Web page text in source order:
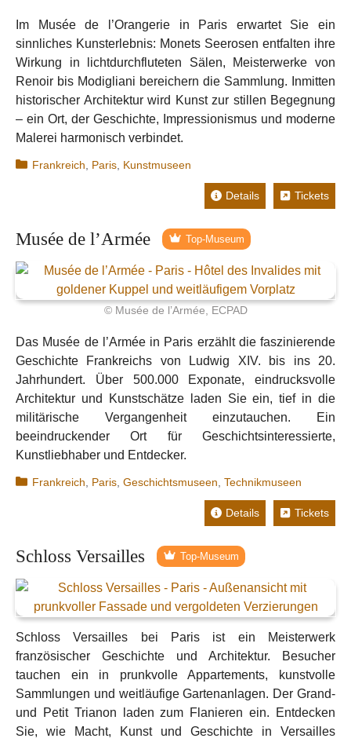
Im Musée de l’Orangerie in Paris erwartet Sie ein
sinnliches Kunsterlebnis: Monets Seerosen entfalten ihre
Wirkung in lichtdurchfluteten Sälen, Meisterwerke von
Renoir bis Modigliani bereichern die Sammlung. Inmitten
historischer Architektur wird Kunst zur stillen Begegnung
– ein Ort, der Geschichte, Impressionismus und moderne
Malerei harmonisch verbindet.
Kategorien
Frankreich Paris Kunstmuseen
Details Tickets
Musée de l’Armée Top-Museum
© Musée de l’Armée, ECPAD
Das Musée de l’Armée in Paris erzählt die faszinierende
Geschichte Frankreichs von Ludwig XIV. bis ins 20.
Jahrhundert. Über 500.000 Exponate, eindrucksvolle
Architektur und Kunstschätze laden Sie ein, tief in die
militärische Vergangenheit einzutauchen. Ein
beeindruckender Ort für Geschichtsinteressierte,
Kunstliebhaber und Entdecker.
Kategorien
Frankreich Paris ,Geschichtsmuseen ,Technikmuseen
Details Tickets
Schloss Versailles Top-Museum
Schloss Versailles bei Paris ist ein Meisterwerk
französischer Geschichte und Architektur. Besucher
tauchen ein in prunkvolle Appartements, kunstvolle
Sammlungen und weitläufige Gartenanlagen. Der Grand-
und Petit Trianon laden zum Flanieren ein. Entdecken
Sie, wie Macht, Kunst und Geschichte in Versailles